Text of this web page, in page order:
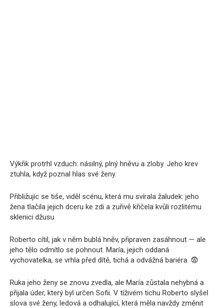
Výkřik protrhl vzduch: násilný, plný hněvu a zloby. Jeho krev
ztuhla, když poznal hlas své ženy.
Přibližujíc se tiše, viděl scénu, která mu svírala žaludek: jeho
žena tlačila jejich dceru ke zdi a zuřivě křičela kvůli rozlitému
sklenici džusu.
Roberto cítil, jak v něm bublá hněv, připraven zasáhnout — ale
jeho tělo odmítlo se pohnout. María, jejich oddaná
vychovatelka, se vrhla před dítě, tichá a odvážná bariéra. 😨
Ruka jeho ženy se znovu zvedla, ale María zůstala nehybná a
přijala úder, který byl určen Sofii. V tíživém tichu Roberto slyšel
slova své ženy, ledová a odhalující, která měla navždy změnit